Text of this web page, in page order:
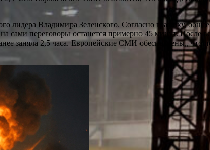
Владимира Зеленского. Согласно графику,
сами переговоры останется примерно 45 минут. После
заняла 2,5 часа. Европейские СМИ обеспокоены,, что